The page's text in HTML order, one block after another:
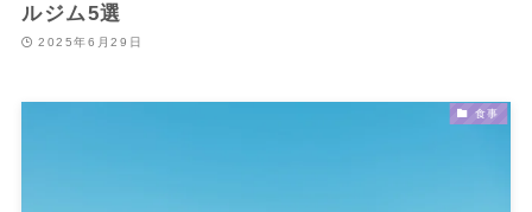
ルジム5選
2025年6月29日
食事